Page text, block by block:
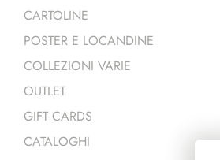
CARTOLINE
POSTER E LOCANDINE
COLLEZIONI VARIE
OUTLET
GIFT CARDS
CATALOGHI